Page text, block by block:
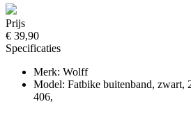
Prijs
€ 39,90
Specificaties
Merk: Wolff
Model: Fatbike buitenband, zwart,
406,